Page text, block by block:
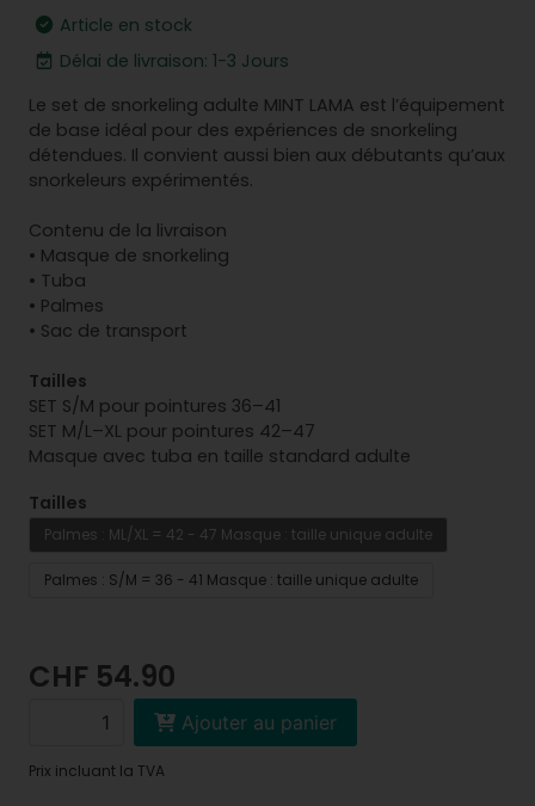
Article en stock
Délai de livraison: 1-3 Jours
Le set de snorkeling adulte MINT LAMA est l’équipement
de base idéal pour des expériences de snorkeling
détendues. Il convient aussi bien aux débutants qu’aux
snorkeleurs expérimentés.
Contenu de la livraison
• Masque de snorkeling
• Tuba
• Palmes
• Sac de transport
Tailles
SET S/M pour pointures 36–41
SET M/L–XL pour pointures 42–47
Masque avec tuba en taille standard adulte
Tailles
Palmes : ML/XL = 42 - 47 Masque : taille unique adulte
Palmes : S/M = 36 - 41 Masque : taille unique adulte
CHF 54.90
Ajouter au panier
Prix incluant la TVA